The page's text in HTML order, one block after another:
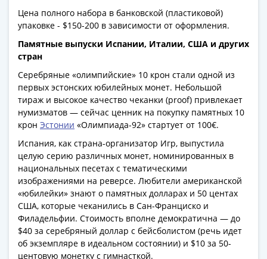
Цена полного набора в банковской (пластиковой)
упаковке - $150-200 в зависимости от оформления.
Памятные выпуски Испании, Италии, США и других
стран
Серебряные «олимпийские» 10 крон стали одной из
первых эстонских юбилейных монет. Небольшой
тираж и высокое качество чеканки (proof) привлекает
нумизматов — сейчас ценник на покупку памятных 10
крон Эстонии «Олимпиада-92» стартует от 100€.
Испания, как страна-организатор Игр, выпустила
целую серию различных монет, номинированных в
национальных песетах с тематическими
изображениями на реверсе. Любители американской
«юбилейки» знают о памятных долларах и 50 центах
США, которые чеканились в Сан-Франциско и
Филадельфии. Стоимость вполне демократична — до
$40 за серебряный доллар с бейсболистом (речь идет
об экземпляре в идеальном состоянии) и $10 за 50-
центовую монетку с гимнасткой.